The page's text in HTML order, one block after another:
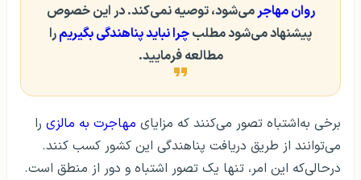
روان مهاجرمی‌شود، توصیه نمی‌کند. در این خصوص
پیشنهاد می‌شود مطلبچرا نباید پناهندگی بگیریمرا
مطالعه فرمایید.
برخی به‌اشتباه تصور می‌کنند که مزایای مهاجرت به مالزی را
می‌توانند از طریق دریافت پناهندگی این کشور کسب کنند.
درحالی‌که این امر، تنها یک تصور اشتباه و دور از منطق است.